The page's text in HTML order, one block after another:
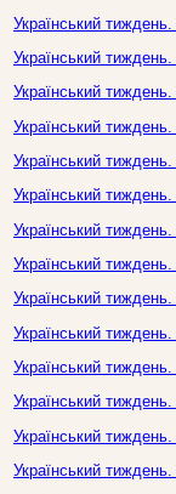
Український
Український
Український
Український
Український
Український
Український
Український
Український
Український
Український
Український
Український
Український